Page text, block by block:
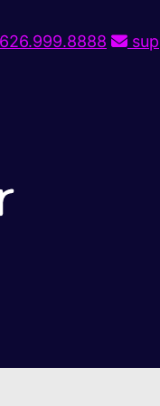
626.999.8888